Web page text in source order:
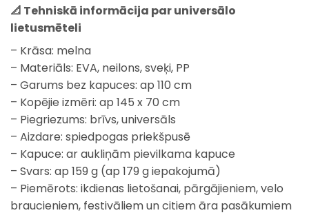
📐 Tehniskā informācija par universālo
lietusmēteli
– Krāsa: melna
– Materiāls: EVA, neilons, sveķi, PP
– Garums bez kapuces: ap 110 cm
– Kopējie izmēri: ap 145 x 70 cm
– Piegriezums: brīvs, universāls
– Aizdare: spiedpogas priekšpusē
– Kapuce: ar aukliņām pievilkama kapuce
– Svars: ap 159 g (ap 179 g iepakojumā)
– Piemērots: ikdienas lietošanai, pārgājieniem, velo
braucieniem, festivāliem un citiem āra pasākumiem